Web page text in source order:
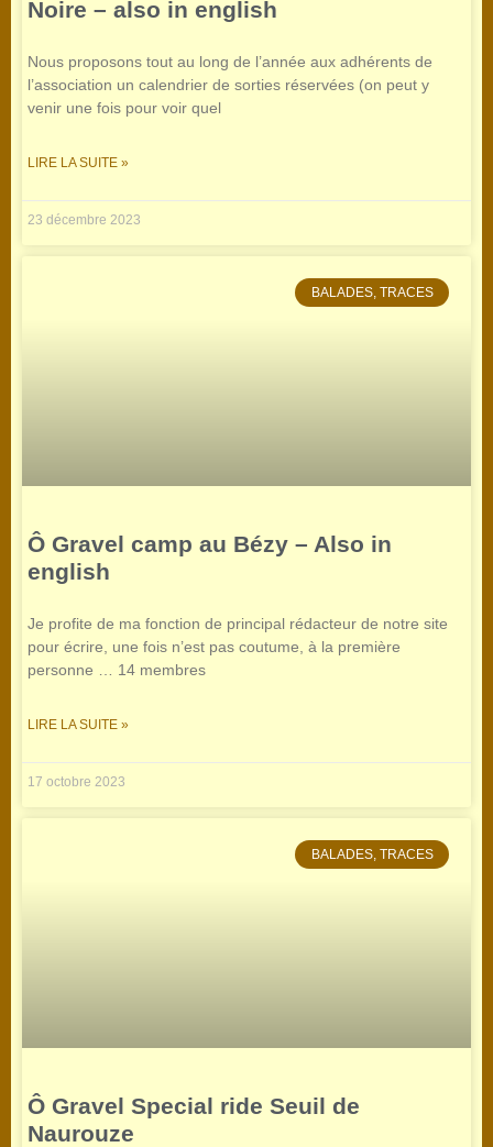
Noire – also in english
Nous proposons tout au long de l’année aux adhérents de
l’association un calendrier de sorties réservées (on peut y
venir une fois pour voir quel
LIRE LA SUITE »
23 décembre 2023
BALADES, TRACES
Ô Gravel camp au Bézy – Also in
english
Je profite de ma fonction de principal rédacteur de notre site
pour écrire, une fois n’est pas coutume, à la première
personne … 14 membres
LIRE LA SUITE »
17 octobre 2023
BALADES, TRACES
Ô Gravel Special ride Seuil de
Naurouze